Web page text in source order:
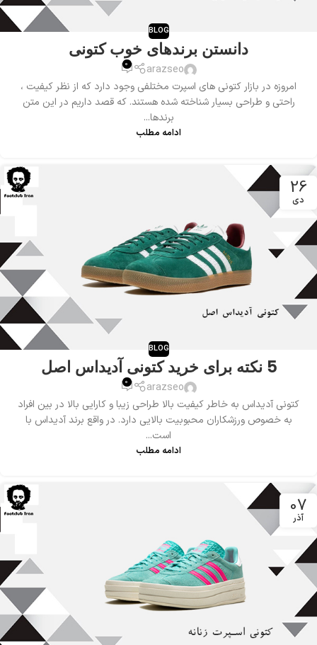
BLOG
دانستن برندهای خوب کتونی
arazseo
0
امروزه در بازار کتونی های اسپرت مختلفی وجود دارد که از نظر کیفیت ،
راحتی و طراحی بسیار شناخته شده هستند. که قصد داریم در این متن
برندها...
ادامه مطلب
26
دی
BLOG
5 نکته برای خرید کتونی آدیداس اصل
arazseo
0
کتونی آدیداس به خاطر کیفیت بالا طراحی زیبا و کارایی بالا در بین افراد
به خصوص ورزشکاران محبوبیت بالایی دارد. در واقع برند آدیداس با
است...
ادامه مطلب
07
آذر